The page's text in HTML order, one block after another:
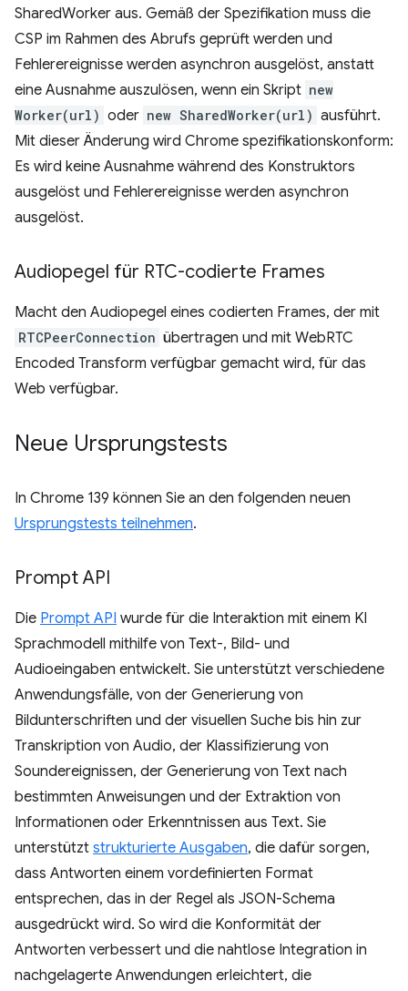
SharedWorker aus. Gemäß der Spezifikation muss die
CSP im Rahmen des Abrufs geprüft werden und
Fehlerereignisse werden asynchron ausgelöst, anstatt
eine Ausnahme auszulösen, wenn ein Skript new
Worker(url) oder new SharedWorker(url) ausführt.
Mit dieser Änderung wird Chrome spezifikationskonform:
Es wird keine Ausnahme während des Konstruktors
ausgelöst und Fehlerereignisse werden asynchron
ausgelöst.
Audiopegel für RTC-codierte Frames
Macht den Audiopegel eines codierten Frames, der mit
RTCPeerConnection übertragen und mit WebRTC
Encoded Transform verfügbar gemacht wird, für das
Web verfügbar.
Neue Ursprungstests
In Chrome 139 können Sie an den folgenden neuen
Ursprungstests teilnehmen.
Prompt API
Die Prompt API wurde für die Interaktion mit einem KI
Sprachmodell mithilfe von Text-, Bild- und
Audioeingaben entwickelt. Sie unterstützt verschiedene
Anwendungsfälle, von der Generierung von
Bildunterschriften und der visuellen Suche bis hin zur
Transkription von Audio, der Klassifizierung von
Soundereignissen, der Generierung von Text nach
bestimmten Anweisungen und der Extraktion von
Informationen oder Erkenntnissen aus Text. Sie
unterstützt strukturierte Ausgaben, die dafür sorgen,
dass Antworten einem vordefinierten Format
entsprechen, das in der Regel als JSON-Schema
ausgedrückt wird. So wird die Konformität der
Antworten verbessert und die nahtlose Integration in
nachgelagerte Anwendungen erleichtert, die